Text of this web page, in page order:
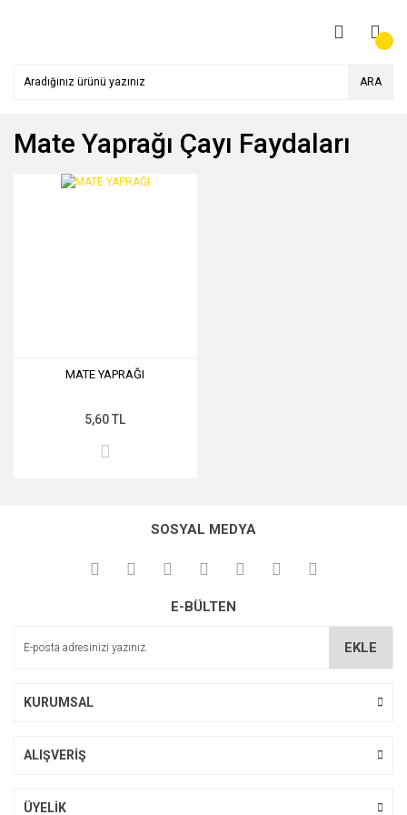
ARA
Mate Yaprağı Çayı Faydaları
MATE YAPRAĞI
5,60 TL
SOSYAL MEDYA
E-BÜLTEN
EKLE
KURUMSAL
ALIŞVERİŞ
ÜYELİK